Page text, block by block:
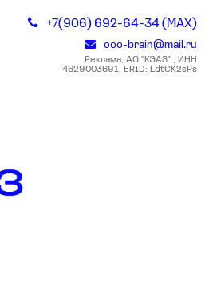
+7(906) 692-64-34 (MAX)
ooo-brain@mail.ru
Реклама, АО "КЭАЗ" , ИНН
4629003691, ERID: LdtCK2sPs